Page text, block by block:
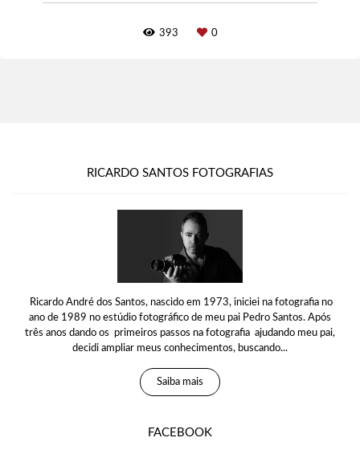
393 0
RICARDO SANTOS FOTOGRAFIAS
Ricardo André dos Santos, nascido em 1973, iniciei na fotografia no
ano de 1989 no estúdio fotográfico de meu pai Pedro Santos. Após
três anos dando os primeiros passos na fotografia ajudando meu pai,
decidi ampliar meus conhecimentos, buscando...
Saiba mais
FACEBOOK